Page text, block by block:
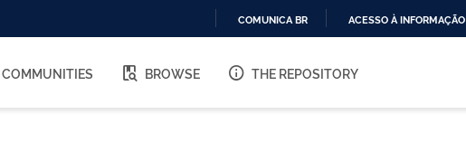
O
COMUNICA BR ACESSO À INFORMAÇÃO
COMMUNITIES BROWSE THE REPOSITORY